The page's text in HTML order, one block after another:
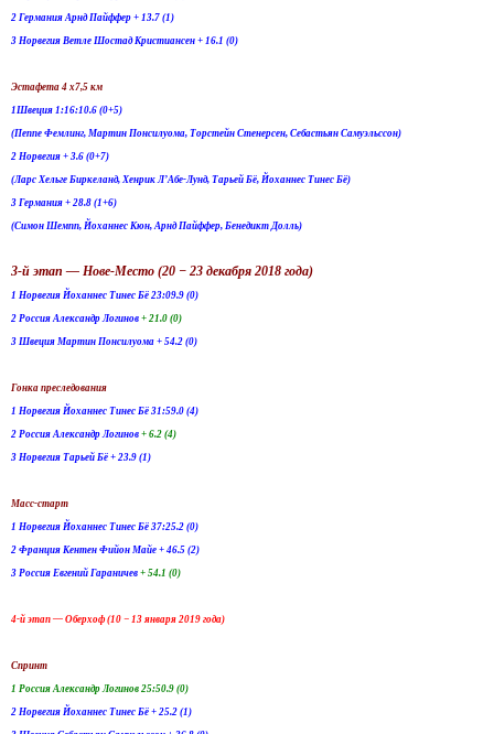
2 Германия Арнд Пайффер + 13.7 (1)
3 Норвегия Ветле Шостад Кристиансен + 16.1 (0)
Эстафета 4 х7,5 км
1Швеция 1:16:10.6 (0+5)
(Пеппе Фемлинг, Мартин Понсилуома, Торстейн Стенерсен, Себастьян Самуэльссон)
2 Норвегия + 3.6 (0+7)
(Ларс Хельге Биркеланд, Хенрик Л’Абе-Лунд, Тарьей Бё, Йоханнес Тинес Бё)
3 Германия + 28.8 (1+6)
(Симон Шемпп, Йоханнес Кюн, Арнд Пайффер, Бенедикт Долль)
3-й этап — Нове-Место (20 − 23 декабря 2018 года)
1 Норвегия Йоханнес Тинес Бё 23:09.9 (0)
2 Россия Александр Логинов + 21.0 (0)
3 Швеция Мартин Понсилуома + 54.2 (0)
Гонка преследования
1 Норвегия Йоханнес Тинес Бё 31:59.0 (4)
2 Россия Александр Логинов + 6.2 (4)
3 Норвегия Тарьей Бё + 23.9 (1)
Масс-старт
1 Норвегия Йоханнес Тинес Бё 37:25.2 (0)
2 Франция Кентен Фийон Майе + 46.5 (2)
3 Россия Евгений Гараничев + 54.1 (0)
4-й этап — Оберхоф (10 − 13 января 2019 года)
Спринт
1 Россия Александр Логинов 25:50.9 (0)
2 Норвегия Йоханнес Тинес Бё + 25.2 (1)